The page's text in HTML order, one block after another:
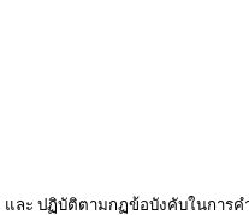
และ ปฏิบัติตามกฏข้อบังคับในการ